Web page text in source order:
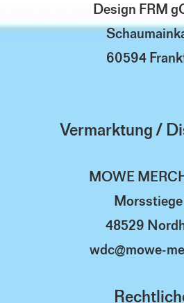
Design FRM
60594
Vermarktung /
MOWE
Morsstiege
48529
wdc@mowe-